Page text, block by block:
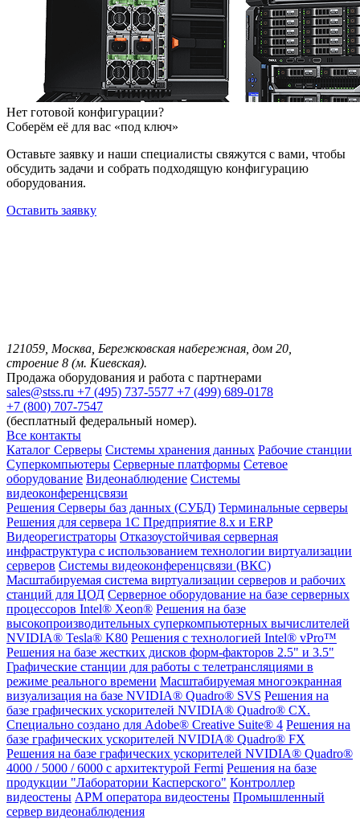
Нет готовой конфигурации?
Соберём её для вас «под ключ»
Оставьте заявку и наши специалисты свяжутся с вами, чтобы
обсудить задачи и собрать подходящую конфигурацию
оборудования.
Оставить заявку
121059, Москва, Бережковская набережная, дом 20,
строение 8 (м. Киевская).
Продажа оборудования и работа с партнерами
sales@stss.ru +7 (495) 737-5577 +7 (499) 689-0178
+7 (800) 707-7547
(бесплатный федеральный номер).
Все контакты
Каталог Серверы Системы хранения данных Рабочие станции
Суперкомпьютеры Серверные платформы Сетевое
оборудование Видеонаблюдение Системы
видеоконференцсвязи
Решения Серверы баз данных (СУБД) Терминальные серверы
Решения для сервера 1С Предприятие 8.x и ERP
Видеорегистраторы Отказоустойчивая серверная
инфраструктура с использованием технологии виртуализации
серверов Системы видеоконференцсвязи (ВКС)
Масштабируемая система виртуализации серверов и рабочих
станций для ЦОД Серверное оборудование на базе серверных
процессоров Intel® Xeon® Решения на базе
высокопроизводительных суперкомпьютерных вычислителей
NVIDIA® Tesla® K80 Решения с технологией Intel® vPro™
Решения на базе жестких дисков форм-факторов 2.5" и 3.5"
Графические станции для работы с телетрансляциями в
режиме реального времени Масштабируемая многоэкранная
визуализация на базе NVIDIA® Quadro® SVS Решения на
базе графических ускорителей NVIDIA® Quadro® CX.
Специально создано для Adobe® Creative Suite® 4 Решения на
базе графических ускорителей NVIDIA® Quadro® FX
Решения на базе графических ускорителей NVIDIA® Quadro®
4000 / 5000 / 6000 с архитектурой Fermi Решения на базе
продукции "Лаборатории Касперского" Контроллер
видеостены АРМ оператора видеостены Промышленный
сервер видеонаблюдения